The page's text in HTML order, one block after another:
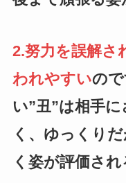
2.努力を誤解さ
われやすいの
い”丑”は相手
く、ゆっくり
く姿が評価さ